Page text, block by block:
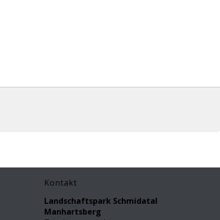
Kontakt
Landschaftspark Schmidatal
Manhartsberg